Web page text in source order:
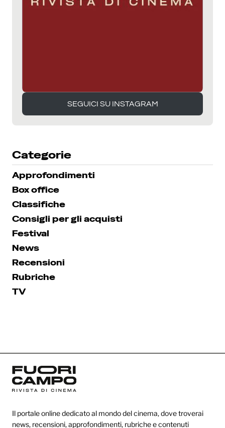
SEGUICI SU INSTAGRAM
SEGUICI SU INSTAGRAM
Categorie
Approfondimenti
Box office
Classifiche
Consigli per gli acquisti
Festival
News
Recensioni
Rubriche
TV
Il portale online dedicato al mondo del cinema, dove troverai
news, recensioni, approfondimenti, rubriche e contenuti